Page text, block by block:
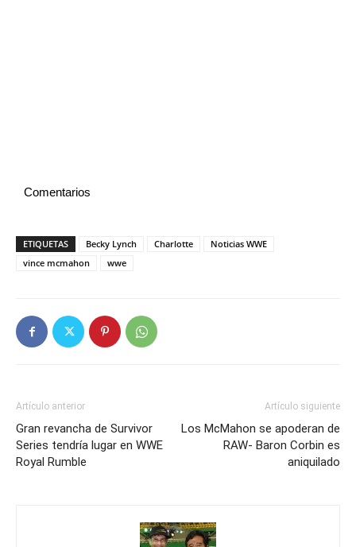
Comentarios
ETIQUETAS Becky Lynch Charlotte
Noticias WWE
vince mcmahon
wwe
Artículo anterior
Gran revancha de Survivor
Series tendría lugar en WWE
Royal Rumble
Artículo siguiente
Los McMahon se apoderan de
RAW- Baron Corbin es
aniquilado